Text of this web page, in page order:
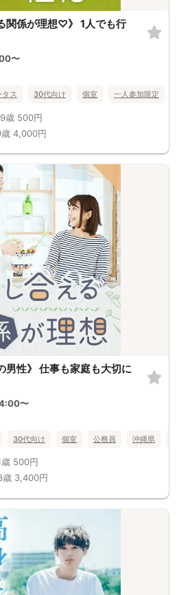
関係が理想♡》 1人でも行
〜
ス 30代向け 個室 一人参加限定
歳 500円
4,000円
男性》 仕事も家庭も大切に
〜
30代向け 個室 公務員 沖縄県
500円
歳 3,400円